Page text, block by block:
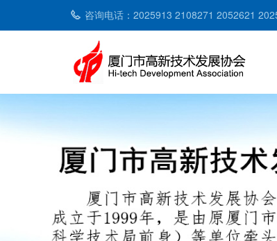
咨询电话：2025913 2108271 2052621